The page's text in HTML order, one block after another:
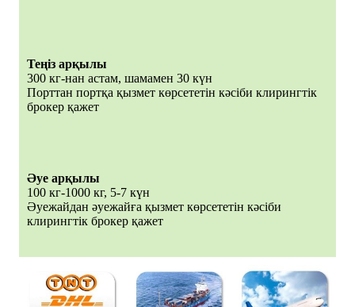
Теңіз арқылы
300 кг-нан астам, шамамен 30 күн
Порттан портқа қызмет көрсететін кәсіби клирингтік
брокер қажет
Әуе арқылы
100 кг-1000 кг, 5-7 күн
Әуежайдан әуежайға қызмет көрсететін кәсіби
клирингтік брокер қажет